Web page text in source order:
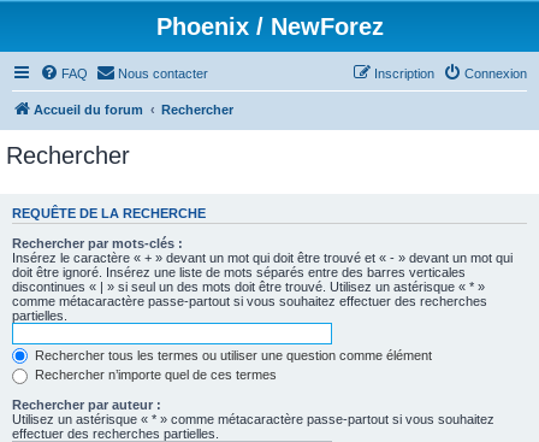
Phoenix / NewForez
FAQ Nous contacter Connexion
Inscription
Accueil du forum Rechercher
Rechercher
REQUÊTE DE LA RECHERCHE
Rechercher par mots-clés :
Insérez le caractère « + » devant un mot qui doit être trouvé et « - » devant un mot qui
doit être ignoré. Insérez une liste de mots séparés entre des barres verticales
discontinues « | » si seul un des mots doit être trouvé. Utilisez un astérisque « * »
comme métacaractère passe-partout si vous souhaitez effectuer des recherches
partielles.
Rechercher tous les termes ou utiliser une question comme élément
Rechercher n’importe quel de ces termes
Rechercher par auteur :
Utilisez un astérisque « * » comme métacaractère passe-partout si vous souhaitez
effectuer des recherches partielles.